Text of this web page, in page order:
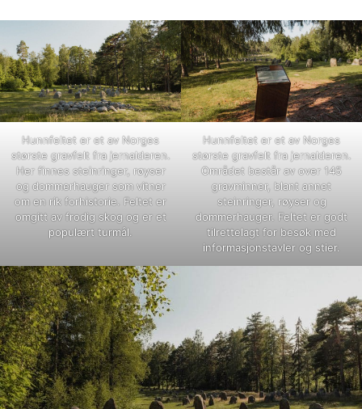
Hunnfeltet er et av Norges
største gravfelt fra jernalderen.
Her finnes steinringer, røyser
og dommerhauger som vitner
om en rik forhistorie. Feltet er
omgitt av frodig skog og er et
populært turmål.
Hunnfeltet er et av Norges
største gravfelt fra jernalderen.
Området består av over 145
gravminner, blant annet
steinringer, røyser og
dommerhauger. Feltet er godt
tilrettelagt for besøk med
informasjonstavler og stier.